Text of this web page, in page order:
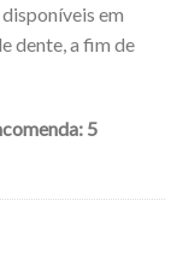
em
dente, a fim de
5